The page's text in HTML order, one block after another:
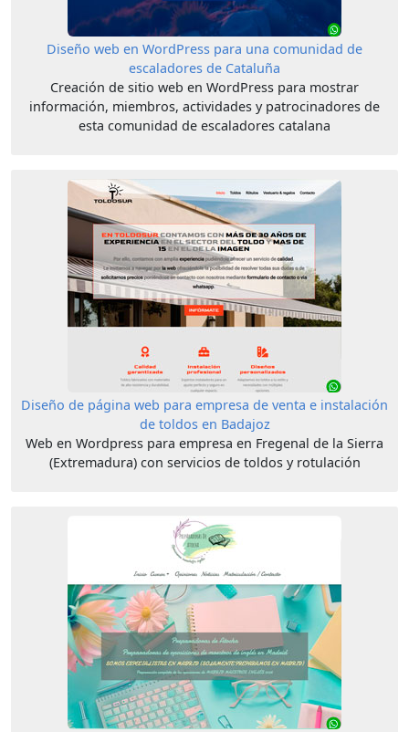
Diseño web en WordPress para una comunidad de
escaladores de Cataluña
Creación de sitio web en WordPress para mostrar
información, miembros, actividades y patrocinadores de
esta comunidad de escaladores catalana
Diseño de página web para empresa de venta e instalación
de toldos en Badajoz
Web en Wordpress para empresa en Fregenal de la Sierra
(Extremadura) con servicios de toldos y rotulación